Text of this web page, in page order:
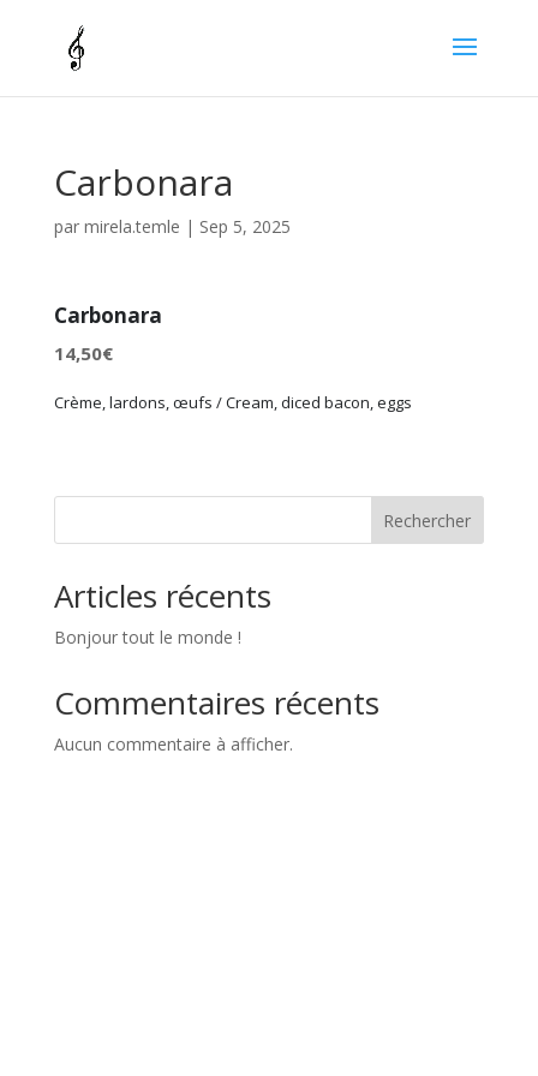
Carbonara
par mirela.temle | Sep 5, 2025
Carbonara
14,50€
Crème, lardons, œufs / Cream, diced bacon, eggs
Rechercher
Articles récents
Bonjour tout le monde !
Commentaires récents
Aucun commentaire à afficher.